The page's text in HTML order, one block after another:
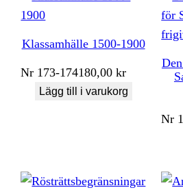
Klassamhälle 1500-1900
Nr 173-174180,00kr
Lägg till i varukorg
Nr